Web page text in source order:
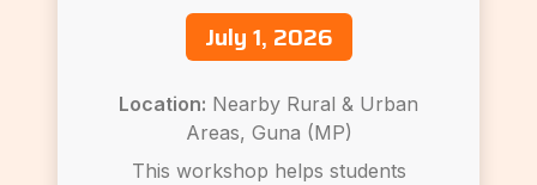
July 1, 2026
Location: Nearby Rural & Urban
Areas, Guna (MP)
This workshop helps students